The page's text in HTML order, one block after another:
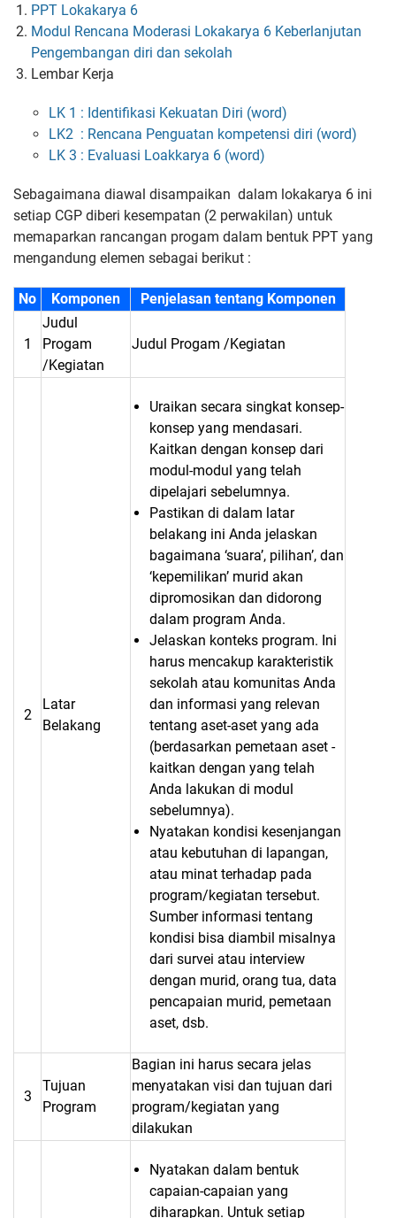
PPT Lokakarya 6
Modul Rencana Moderasi Lokakarya 6 Keberlanjutan
Pengembangan diri dan sekolah
Lembar Kerja
LK 1 : Identifikasi Kekuatan Diri (word)
LK2 : Rencana Penguatan kompetensi diri (word)
LK 3 : Evaluasi Loakkarya 6 (word)
Sebagaimana diawal disampaikan dalam lokakarya 6 ini
setiap CGP diberi kesempatan (2 perwakilan) untuk
memaparkan rancangan progam dalam bentuk PPT yang
mengandung elemen sebagai berikut :
No Komponen Penjelasan tentang Komponen
1
Judul
Progam
/Kegiatan
Judul Progam /Kegiatan
2
Latar
Belakang
Uraikan secara singkat konsep-
konsep yang mendasari.
Kaitkan dengan konsep dari
modul-modul yang telah
dipelajari sebelumnya.
Pastikan di dalam latar
belakang ini Anda jelaskan
bagaimana ‘suara’, pilihan’, dan
‘kepemilikan’ murid akan
dipromosikan dan didorong
dalam program Anda.
Jelaskan konteks program. Ini
harus mencakup karakteristik
sekolah atau komunitas Anda
dan informasi yang relevan
tentang aset-aset yang ada
(berdasarkan pemetaan aset -
kaitkan dengan yang telah
Anda lakukan di modul
sebelumnya).
Nyatakan kondisi kesenjangan
atau kebutuhan di lapangan,
atau minat terhadap pada
program/kegiatan tersebut.
Sumber informasi tentang
kondisi bisa diambil misalnya
dari survei atau interview
dengan murid, orang tua, data
pencapaian murid, pemetaan
aset, dsb.
3
Tujuan
Program
Bagian ini harus secara jelas
menyatakan visi dan tujuan dari
program/kegiatan yang
dilakukan
Nyatakan dalam bentuk
capaian-capaian yang
diharapkan. Untuk setiap